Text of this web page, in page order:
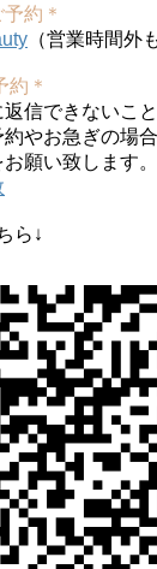
約＊
（営業時間外
約＊
信できないこ
約やお急ぎの場
願い致します。
ら↓